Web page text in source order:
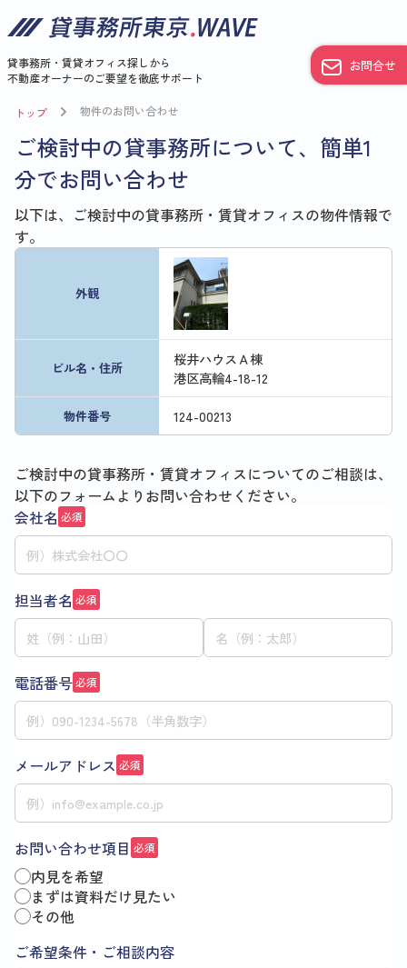
貸事務所・賃貸オフィス探しから
不動産オーナーのご要望を徹底サポート
お問合せ
トップ 物件のお問い合わせ
ご検討中の貸事務所について、簡単1
分でお問い合わせ
以下は、ご検討中の貸事務所・賃貸オフィスの物件情報で
す。
外観
ビル名・住所
桜井ハウスＡ棟
港区高輪4-18-12
物件番号 124-00213
ご検討中の貸事務所・賃貸オフィスについてのご相談は、
以下のフォームよりお問い合わせください。
会社名 必須
担当者名 必須
電話番号必須
メールアドレス 必須
お問い合わせ項目 必須
内見を希望
まずは資料だけ見たい
その他
ご希望条件・ご相談内容